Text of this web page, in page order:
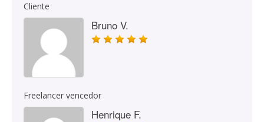
Cliente
Bruno V.
Freelancer vencedor
Henrique F.